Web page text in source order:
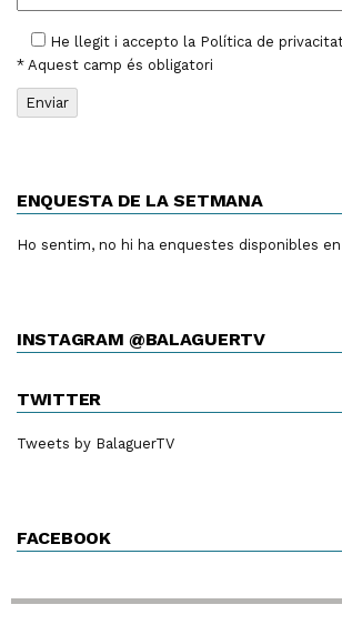
He llegit i accepto la Política de
* Aquest camp és obligatori
ENQUESTA DE LA SETMANA
Ho sentim, no hi ha enquestes disponibles
INSTAGRAM @BALAGUERTV
TWITTER
Tweets by BalaguerTV
FACEBOOK